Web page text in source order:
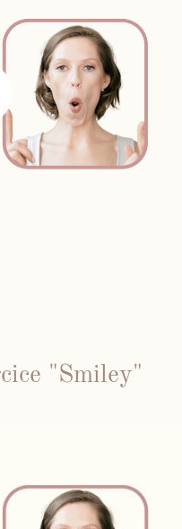
"Smiley"